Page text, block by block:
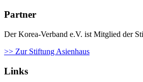
Partner
Der Korea-Verband e.V. ist Mitglied der
>> Zur Stiftung Asienhaus
Links